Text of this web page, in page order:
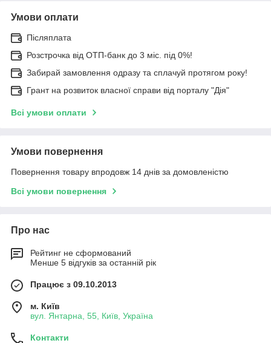
Умови оплати
Післяплата
Розстрочка від ОТП-банк до 3 міс. під 0%!
Забирай замовлення одразу та сплачуй протягом року!
Грант на розвиток власної справи від порталу "Дія"
Всі умови оплати
Умови повернення
Повернення товару впродовж 14 днів за домовленістю
Всі умови повернення
Про нас
Рейтинг не сформований
Менше 5 відгуків за останній рік
Працює з 09.10.2013
м. Київ
вул. Янтарна, 55, Київ, Україна
Контакти